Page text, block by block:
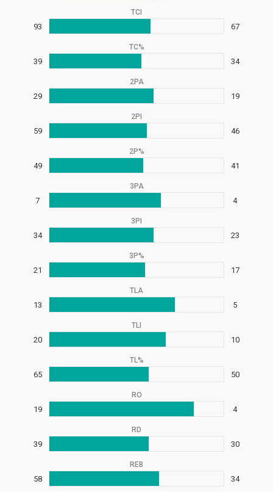
TCI
93 67
TC%
39 34
2PA
29 19
2PI
59 46
2P%
49 41
3PA
7 4
3PI
34 23
3P%
21 17
TLA
13 5
TLI
20 10
TL%
65 50
RO
19 4
RD
39 30
REB
58 34